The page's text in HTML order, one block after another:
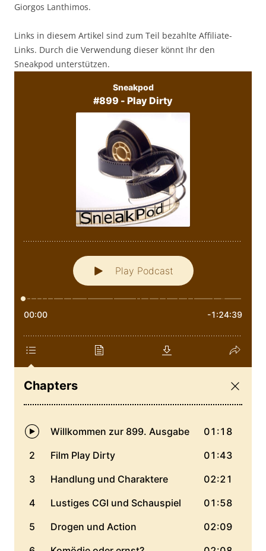
Giorgos Lanthimos.
Links in diesem Artikel sind zum Teil bezahlte Affiliate-
Links. Durch die Verwendung dieser könnt Ihr den
Sneakpod unterstützen.